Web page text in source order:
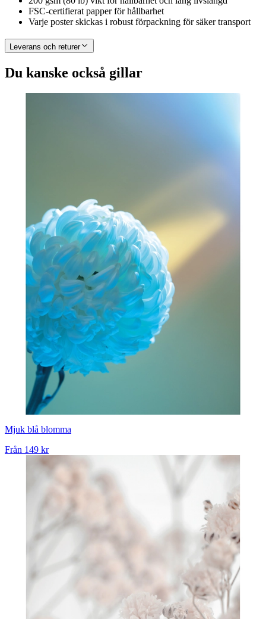
FSC-certifierat papper för hållbarhet
Varje poster skickas i robust förpackning för säker transport
Leverans och returer
Du kanske också gillar
Mjuk blå blomma
Från 149 kr